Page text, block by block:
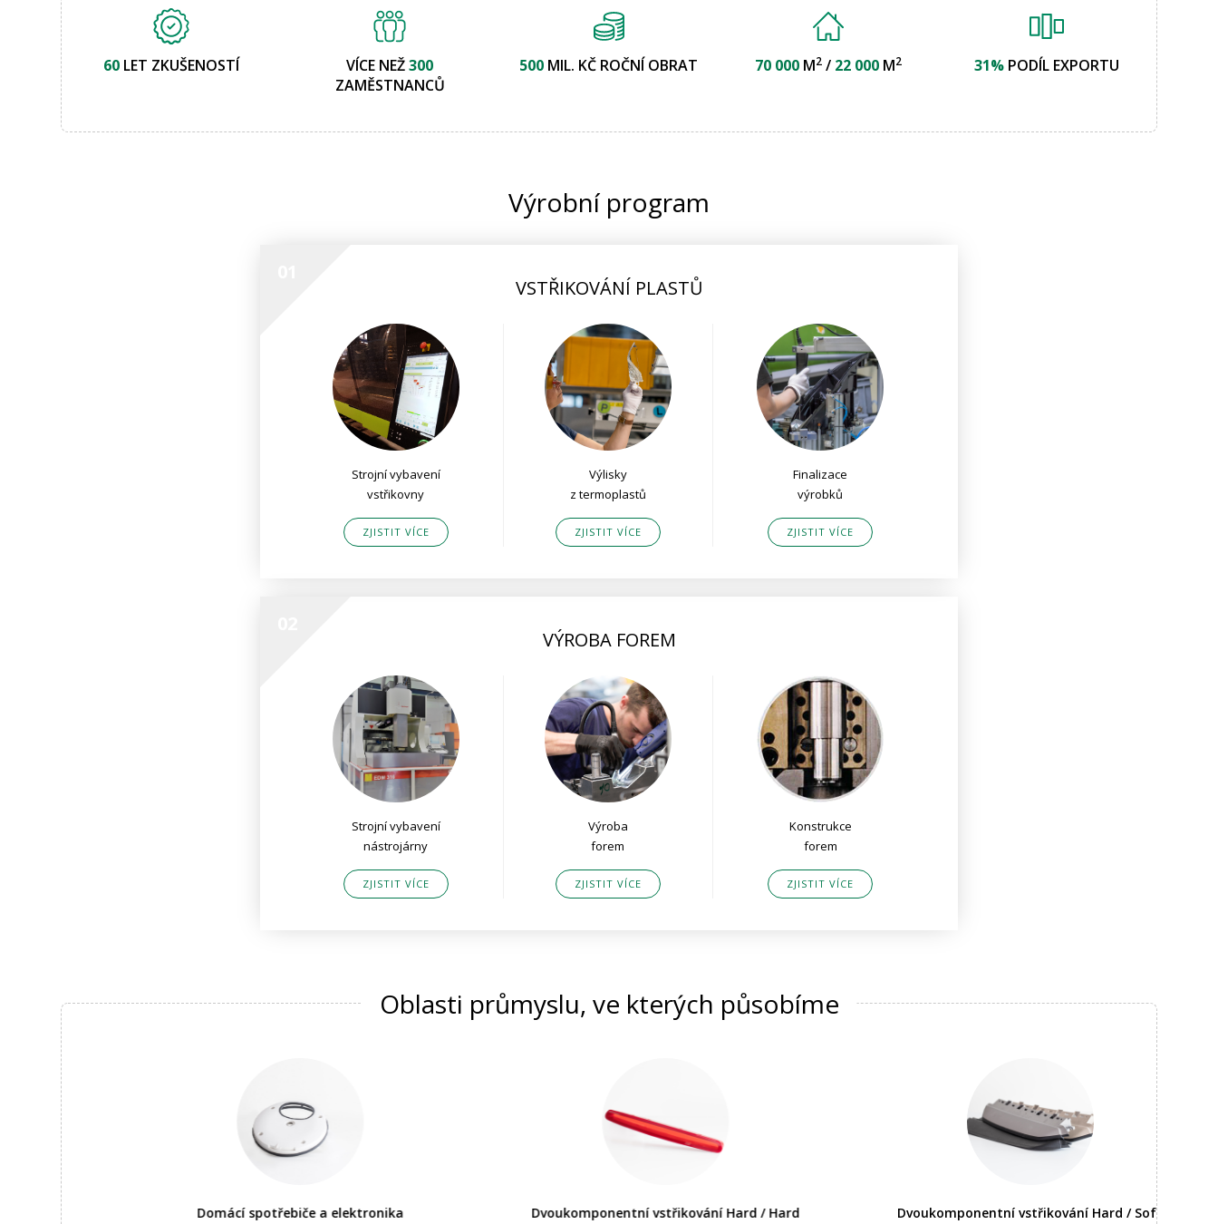
60LET ZKUŠENOSTÍ VÍCE NEŽ300
ZAMĚSTNANCŮ
500 MIL. KČ ROČNÍ OBRAT 70 000M2/ 22 000M2 31% PODÍL EXPORTU
Výrobní program
VSTŘIKOVÁNÍ PLASTŮ
Strojní vybavení
vstřikovny
ZJISTIT VÍCE
Výlisky
z termoplastů
ZJISTIT VÍCE
Finalizace
výrobků
ZJISTIT VÍCE
VÝROBA FOREM
Strojní vybavení
nástrojárny
ZJISTIT VÍCE
Výroba
forem
ZJISTIT VÍCE
Konstrukce
forem
ZJISTIT VÍCE
Oblasti průmyslu, ve kterých působíme
Domácí spotřebiče a elektronika
Dvoukomponentní vstřikování Hard / Hard
Dvoukomponentní vstřikování Hard / Soft